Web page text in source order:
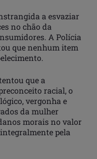
a esvaziar
no chão da
A Polícia
que nenhum item
que a
racial, o
vergonha e
da mulher
morais no valor
pela